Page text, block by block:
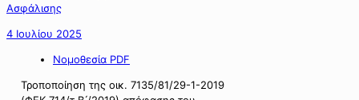
Ασφάλισης
4 Ιουλίου 2025
Νομοθεσία PDF
Τροποποίηση της οικ. 7135/81/29-1-2019